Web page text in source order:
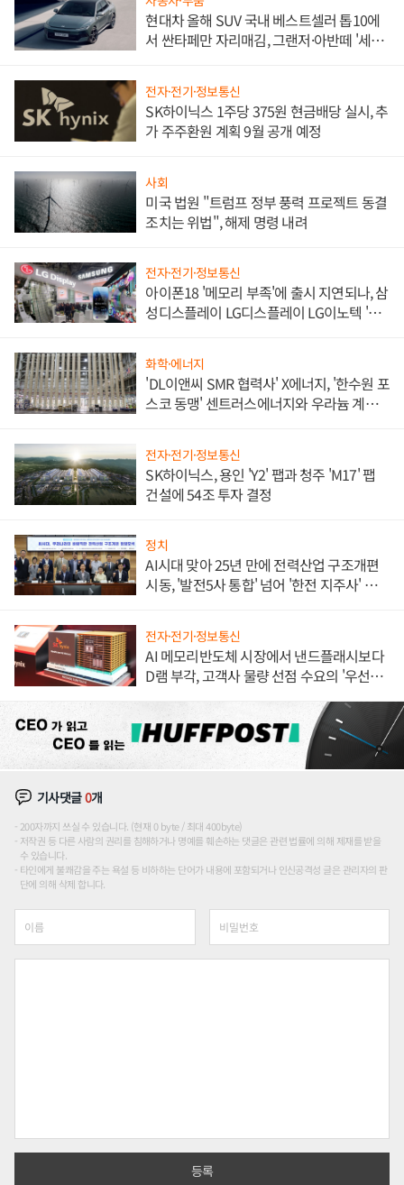
현대차 올해 SUV 국내 베스트셀러 톱10에
서 싼타페만 자리매김, 그랜저·아반떼 '세단
전자·전기·정보통신
SK하이닉스 1주당 375원 현금배당 실시, 추
가 주주환원 계획 9월 공개 예정
사회
미국 법원 "트럼프 정부 풍력 프로젝트 동결
조치는 위법", 해제 명령 내려
전자·전기·정보통신
아이폰18 '메모리 부족'에 출시 지연되나, 삼
성디스플레이 LG디스플레이 LG이노텍 '탈
화학·에너지
'DL이앤씨 SMR 협력사' X에너지, '한수원 포
스코 동맹' 센트러스에너지와 우라늄 계약
전자·전기·정보통신
SK하이닉스, 용인 'Y2' 팹과 청주 'M17' 팹
건설에 54조 투자 결정
정치
AI시대 맞아 25년 만에 전력산업 구조개편
시동, '발전5사 통합' 넘어 '한전 지주사' 재편
전자·전기·정보통신
AI 메모리반도체 시장에서 낸드플래시보다
D램 부각, 고객사 물량 선점 수요의 '우선순
기사댓글0개
200자까지 쓰실 수 있습니다. (현재 0 byte / 최대 400byte)
저작권 등 다른 사람의 권리를 침해하거나 명예를 훼손하는 댓글은 관련 법률에 의해 제재를 받을
수 있습니다.
타인에게 불쾌감을 주는 욕설 등 비하하는 단어가 내용에 포함되거나 인신공격성 글은 관리자의 판
단에 의해 삭제 합니다.